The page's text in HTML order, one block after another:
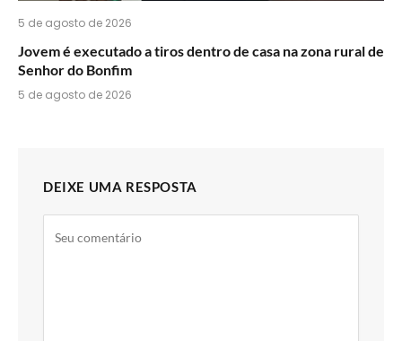
5 de agosto de 2026
Jovem é executado a tiros dentro de casa na zona rural de
Senhor do Bonfim
5 de agosto de 2026
DEIXE UMA RESPOSTA